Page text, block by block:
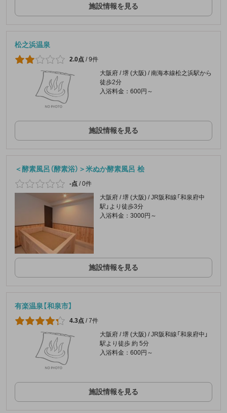
施設情報を見る
松之浜温泉
2.0点 /9件
大阪府 / 堺 (大阪) / 南海本線松之浜駅から
徒歩2分
入浴料金：600円～
施設情報を見る
＜酵素風呂（酵素浴）＞米ぬか酵素風呂 桧
-点 /0件
大阪府 / 堺 (大阪) / JR阪和線「和泉府中
駅」より徒歩3分
入浴料金：3000円～
施設情報を見る
有楽温泉【和泉市】
4.3点 /7件
大阪府 / 堺 (大阪) / JR阪和線「和泉府中」
駅より徒歩 約 5分
入浴料金：600円～
施設情報を見る